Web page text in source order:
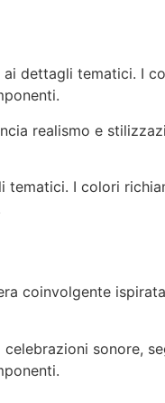
dettagli tematici. I
realismo e
I colori
coinvolgente
sonore,